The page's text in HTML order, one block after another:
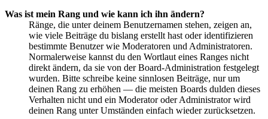
Was ist mein Rang und wie kann ich ihn ändern?
Ränge, die unter deinem Benutzernamen stehen, zeigen an,
wie viele Beiträge du bislang erstellt hast oder identifizieren
bestimmte Benutzer wie Moderatoren und Administratoren.
Normalerweise kannst du den Wortlaut eines Ranges nicht
direkt ändern, da sie von der Board-Administration festgelegt
wurden. Bitte schreibe keine sinnlosen Beiträge, nur um
deinen Rang zu erhöhen — die meisten Boards dulden dieses
Verhalten nicht und ein Moderator oder Administrator wird
deinen Rang unter Umständen einfach wieder zurücksetzen.